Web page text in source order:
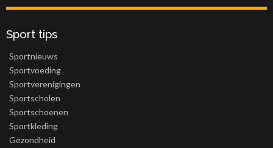
Sport tips
Sportnieuws
Sportvoeding
Sportverenigingen
Sportscholen
Sportschoenen
Sportkleding
Gezondheid